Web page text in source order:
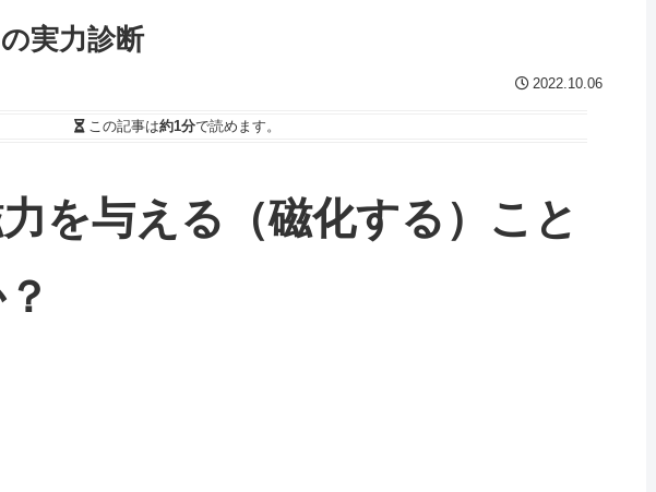
実力診断
2022.10.06
この記事は約1分で読めます。
を与える（磁化する）こと